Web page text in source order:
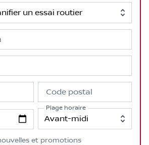
Code postal
Plage horaire
et promotions